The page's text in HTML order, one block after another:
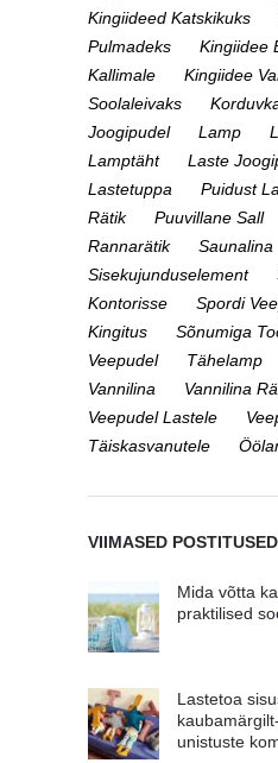
Kingiideed Katskikuks
Pulmadeks
Kingiidee
Kallimale
Kingiidee
Soolaleivaks
Joogipudel
Lamp
Lamptäht
Laste
Lastetuppa
Puidust
Rätik
Puuvillane Sall
Rannarätik
Saunalina
Sisekujunduselement
Kontorisse
Spordi
Kingitus
Sõnumiga
Veepudel
Tähelamp
Vannilina
Vannilina
Veepudel Lastele
Täiskasvanutele
VIIMASED POSTITUSED
Mida võtta
praktilised
Lastetoa
unistuste